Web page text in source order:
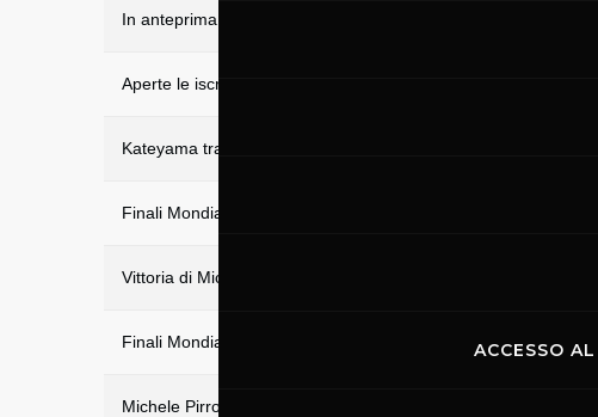
ACCESSO
In anteprima il calendario sportivo 2022
Aperte le iscrizioni per diventare Ufficiale di percorso FMI e Aci
Kateyama track days al Mugello: ben 55 vetture di F. Regional
Finali Mondiali 2021: grande festa del Cavallino al Mugello
Vittoria di Michelle Gatting al Mugello. È la prima donna a
Finali Mondiali Ferrari al Mugello
Michele Pirro Campione ELF CIV SBK 2021 al Mugello